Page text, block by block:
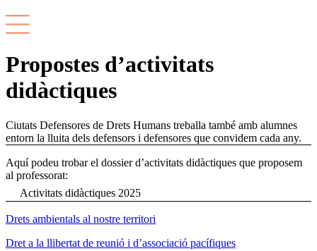
Propostes d’activitats
didàctiques
Ciutats Defensores de Drets Humans treballa també amb alumnes
entorn la lluita dels defensors i defensores que convidem cada any.
Aquí podeu trobar el dossier d’activitats didàctiques que proposem
al professorat:
Activitats didàctiques 2025
Drets ambientals al nostre territori
Dret a la llibertat de reunió i d’associació pacífiques